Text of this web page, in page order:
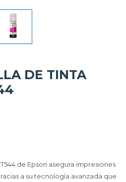
DE TINTA
de Epson asegura impresiones
a su tecnología avanzada que